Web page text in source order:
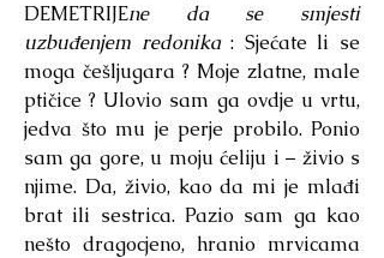
DEMETRIJEne da se smjesti
uzbuđenjem redonika: Sjećate li se
moga češljugara ? Moje zlatne, male
ptičice ? Ulovio sam ga ovdje u vrtu,
jedva što mu je perje probilo. Ponio
sam ga gore, u moju ćeliju i – živio s
njime. Da, živio, kao da mi je mlađi
brat ili sestrica. Pazio sam ga kao
nešto dragocjeno, hranio mrvicama